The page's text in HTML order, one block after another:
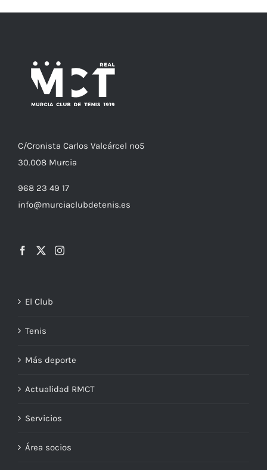
C/Cronista Carlos Valcárcel nº5
30.008 Murcia
968 23 49 17
info@murciaclubdetenis.es
El Club
Tenis
Más deporte
Actualidad RMCT
Servicios
Área socios